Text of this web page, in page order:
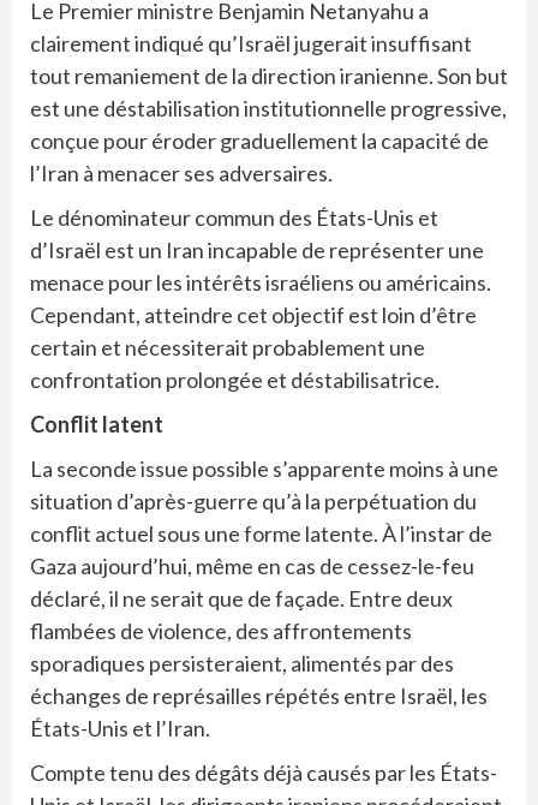
Le Premier ministre Benjamin Netanyahu a
clairement indiqué qu’Israël jugerait insuffisant
tout remaniement de la direction iranienne. Son but
est une déstabilisation institutionnelle progressive,
conçue pour éroder graduellement la capacité de
l’Iran à menacer ses adversaires.
Le dénominateur commun des États-Unis et
d’Israël est un Iran incapable de représenter une
menace pour les intérêts israéliens ou américains.
Cependant, atteindre cet objectif est loin d’être
certain et nécessiterait probablement une
confrontation prolongée et déstabilisatrice.
Conflit latent
La seconde issue possible s’apparente moins à une
situation d’après-guerre qu’à la perpétuation du
conflit actuel sous une forme latente. À l’instar de
Gaza aujourd’hui, même en cas de cessez-le-feu
déclaré, il ne serait que de façade. Entre deux
flambées de violence, des affrontements
sporadiques persisteraient, alimentés par des
échanges de représailles répétés entre Israël, les
États-Unis et l’Iran.
Compte tenu des dégâts déjà causés par les États-